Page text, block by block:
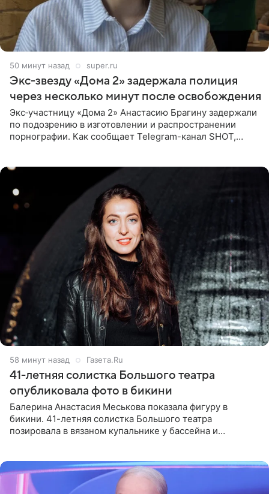
51 минуту назад super.ru
Экс‑звезду «Дома 2» задержала полиция
через несколько минут после освобождения
Экс‑участницу «Дома 2» Анастасию Брагину задержали
по подозрению в изготовлении и распространении
порнографии. Как сообщает Telegram-канал SHOT,
59 минут назад Газета.Ru
41-летняя солистка Большого театра
опубликовала фото в бикини
Балерина Анастасия Меськова показала фигуру в
бикини. 41-летняя солистка Большого театра
позировала в вязаном купальнике у бассейна и